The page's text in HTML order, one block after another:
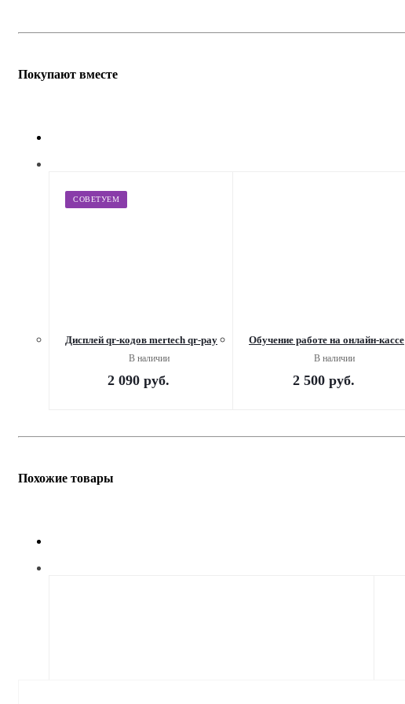
Покупают вместе
СОВЕТУЕМ
Дисплей qr-кодов mertech qr-pay
В наличии
2 090 руб.
Обучение работе на онлайн-кассе
В наличии
2 500 руб.
Похожие товары